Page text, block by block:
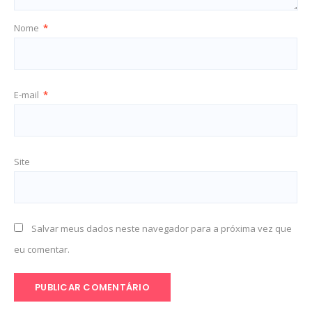
Nome *
E-mail *
Site
Salvar meus dados neste navegador para a próxima vez que
eu comentar.